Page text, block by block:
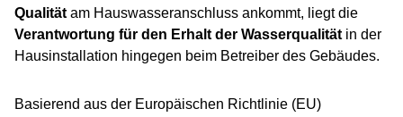
Qualität am Hauswasseranschluss ankommt, liegt die
Verantwortung für den Erhalt der Wasserqualität in der
Hausinstallation hingegen beim Betreiber des Gebäudes.
Basierend aus der Europäischen Richtlinie (EU)